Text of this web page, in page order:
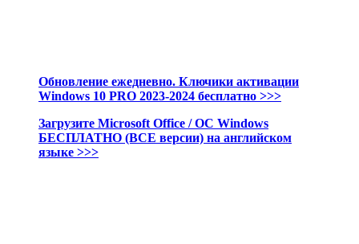
Обновление ежедневно. Ключики активации
Windows 10 PRO 2023-2024 бесплатно >>>
Загрузите Microsoft Office / ОС Windows
БЕСПЛАТНО (ВСЕ версии) на английском
языке >>>